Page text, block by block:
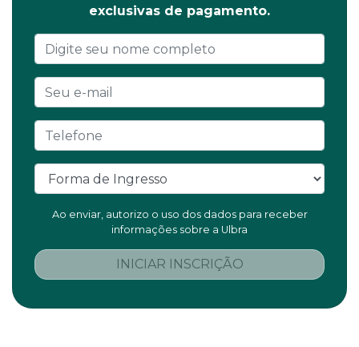
exclusivas de pagamento.
Ao enviar, autorizo o uso dos dados para receber
informações sobre a Ulbra
INICIAR INSCRIÇÃO